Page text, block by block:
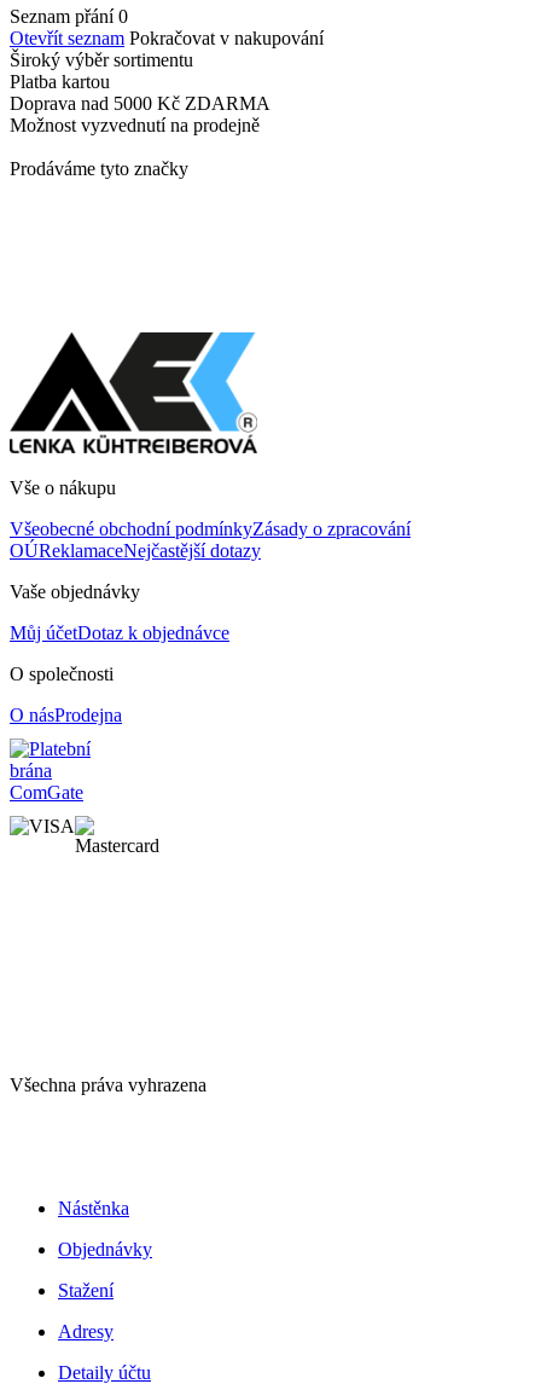
Seznam přání0
Otevřít seznam Pokračovat v nakupování
Široký výběrsortimentu
Platba kartou
Doprava nad 5000 Kč ZDARMA
Možnost vyzvednutína prodejně
Prodáváme tyto značky
Vše o nákupu
Všeobecné obchodní podmínkyZásady o zpracování
OÚReklamaceNejčastější dotazy
Vaše objednávky
Můj účetDotaz k objednávce
O společnosti
O násProdejna
Všechna práva vyhrazena
Nástěnka
Objednávky
Stažení
Adresy
Detaily účtu